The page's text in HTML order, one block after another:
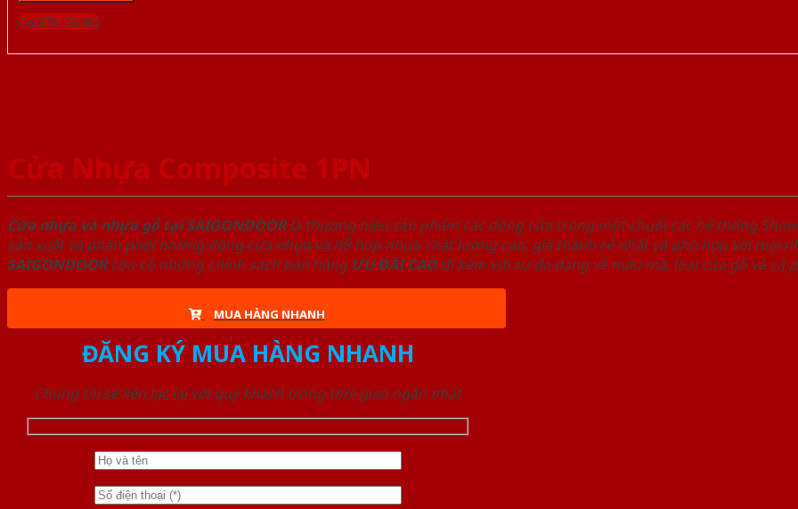
Gọi 0976.169.864
Cửa Nhựa Composite 1PN
Cửa nhựa và nhựa gỗ tại SAIGONDOORlà thương hiệu sản phẩm các dòng cửa trong một chuỗi các hệ thống
sản xuất và phân phối những dòng cửa nhựa và hỗ hợp nhựa chất lượng cao, giá thành rẻ nhất và phù hợp với mọi
SAIGONDOORcòn có những chính sách bán hàng ƯU ĐÃI CAOđi kèm với sự đa dạng về mẫu mã, loại cửa gỗ và cả
MUA HÀNG NHANH
ĐĂNG KÝ MUA HÀNG NHANH
Chúng tôi sẽ liên lạc lại với quý khách trong thời gian ngắn nhất